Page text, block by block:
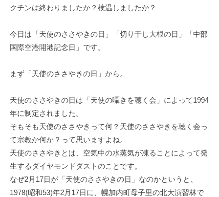
s
y
a
a
ン
クチンは終わりましたか？検温しましたか？
今日は「天使のささやきの日」「切り干し大根の日」「中部
国際空港開港記念日」です。
まず「天使のささやきの日」から。
天使のささやきの日は「天使の囁きを聴く会」によって1994
年に制定されました。
そもそも天使のささやきって何？天使のささやきを聴く会っ
て宗教か何か？って思いますよね。
天使のささやきとは、空気中の水蒸気が凍ることによって発
生するダイヤモンドダストのことです。
なぜ2月17日が「天使のささやきの日」なのかというと、
1978(昭和53)年2月17日に、幌加内町母子里の北大演習林で